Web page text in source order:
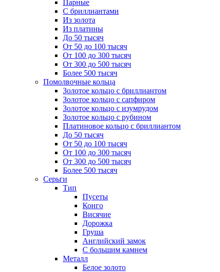
Парные
С бриллиантами
Из золота
Из платины
До 50 тысяч
От 50 до 100 тысяч
От 100 до 300 тысяч
От 300 до 500 тысяч
Более 500 тысяч
Помолвочные кольца
Золотое кольцо с бриллиантом
Золотое кольцо с сапфиром
Золотое кольцо с изумрудом
Золотое кольцо с рубином
Платиновое кольцо с бриллиантом
До 50 тысяч
От 50 до 100 тысяч
От 100 до 300 тысяч
От 300 до 500 тысяч
Более 500 тысяч
Серьги
Тип
Пусеты
Конго
Висячие
Дорожка
Груша
Английский замок
С большим камнем
Металл
Белое золото